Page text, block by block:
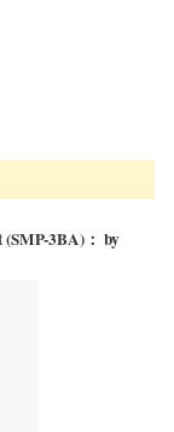
(SMP-3BA)： by